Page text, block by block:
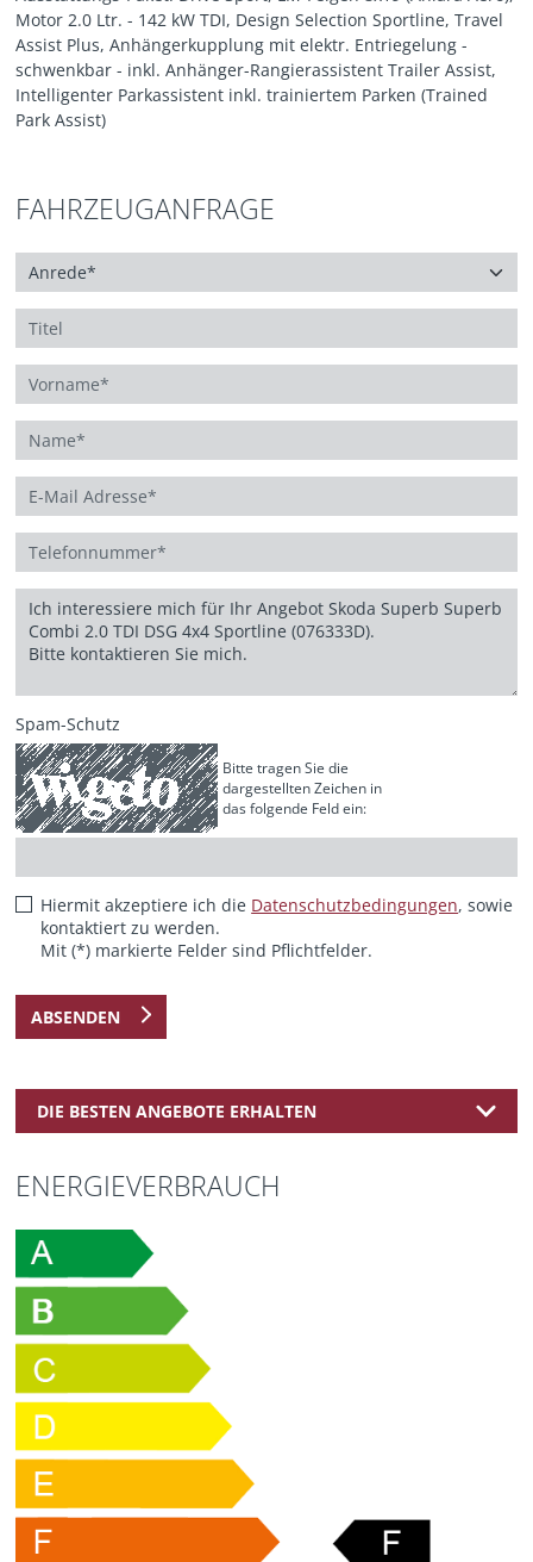
Motor 2.0 Ltr. - 142 kW TDI, Design Selection Sportline, Travel
Assist Plus, Anhängerkupplung mit elektr. Entriegelung -
schwenkbar - inkl. Anhänger-Rangierassistent Trailer Assist,
Intelligenter Parkassistent inkl. trainiertem Parken (Trained
Park Assist)
FAHRZEUGANFRAGE
Spam-Schutz
Bitte tragen Sie die
dargestellten Zeichen in
das folgende Feld ein:
Hiermit akzeptiere ich die Datenschutzbedingungen, sowie
kontaktiert zu werden.
Mit (*) markierte Felder sind Pflichtfelder.
ABSENDEN
DIE BESTEN ANGEBOTE ERHALTEN
ENERGIEVERBRAUCH